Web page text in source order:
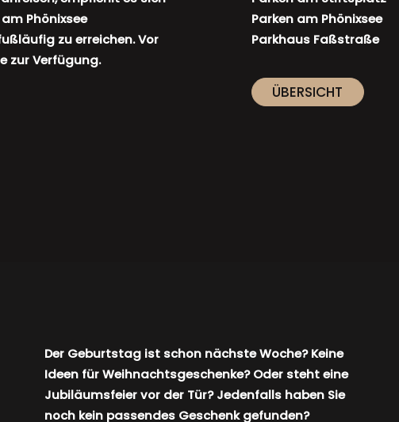
Phönixsee
zu erreichen. Vor
zur Verfügung.
Parken am Phönixsee
Parkhaus Faßstraße
ÜBERSICHT
Der Geburtstag ist schon nächste Woche? Keine
Ideen für Weihnachtsgeschenke? Oder steht eine
Jubiläumsfeier vor der Tür? Jedenfalls haben Sie
noch kein passendes Geschenk gefunden?